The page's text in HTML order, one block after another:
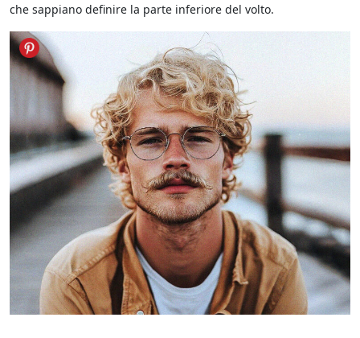
che sappiano definire la parte inferiore del volto.